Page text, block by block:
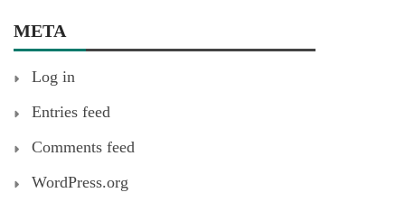
META
Log in
Entries feed
Comments feed
WordPress.org